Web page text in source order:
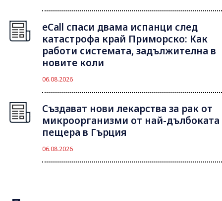
eCall спаси двама испанци след
катастрофа край Приморско: Как
работи системата, задължителна в
новите коли
06.08.2026
Създават нови лекарства за рак от
микроорганизми от най-дълбоката
пещера в Гърция
06.08.2026